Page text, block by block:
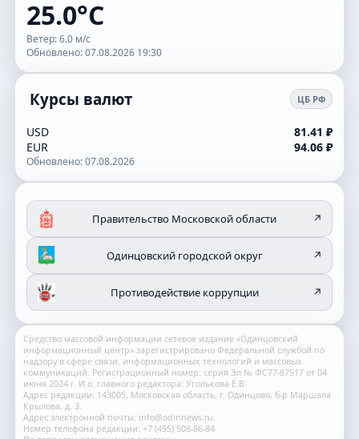
25.0°C
Ветер: 6.0 м/с
Обновлено: 07.08.2026 19:30
Курсы валют ЦБ РФ
USD
81.41 ₽
EUR
94.06 ₽
Обновлено: 07.08.2026
Правительство Московской области ↗
Одинцовский городской округ ↗
Противодействие коррупции ↗
Средство массовой информации сетевое издание «Одинцовский
информационный центр» зарегистрировано Федеральной службой по
надзору в сфере связи, информационных технологий и массовых
коммуникаций. Регистрационный номер: серия Эл № ФС77-87517 от 04
июня 2024 г. И.о. главного редактора: Уголькова Е.В.
Адрес редакции: 143005, Московская область, г. Одинцово, б-р Маршала
Крылова, д. 3.
Адрес электронной почты: info@odinnews.ru.
Номер телефона редакции: +7 (495) 508-86-84